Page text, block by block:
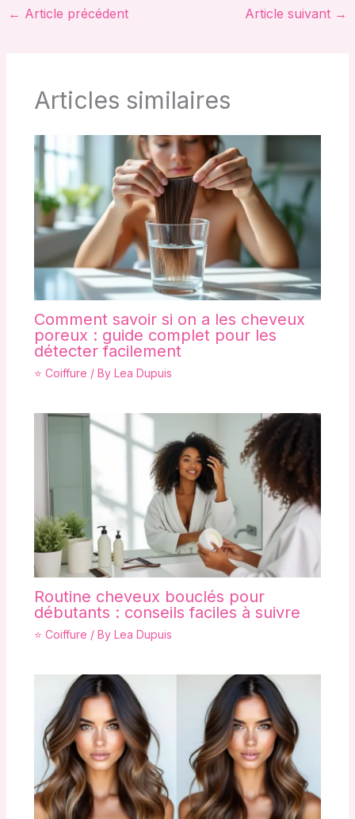
← Article précédent Article suivant →
Articles similaires
Comment savoir si on a les cheveux
poreux : guide complet pour les
détecter facilement
⭐ Coiffure / By Lea Dupuis
Routine cheveux bouclés pour
débutants : conseils faciles à suivre
⭐ Coiffure / By Lea Dupuis